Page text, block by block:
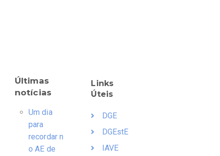
Últimas
notícias
Um dia
para
recordar n
o AE de
Links
Úteis
DGE
DGEstE
IAVE